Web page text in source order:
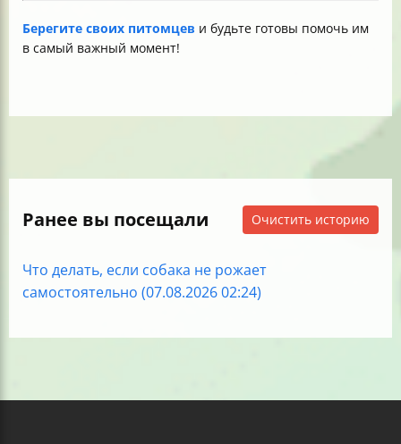
Берегите своих питомцев и будьте готовы помочь им
в самый важный момент!
Ранее вы посещали Очистить историю
Что делать, если собака не рожает
самостоятельно (07.08.2026 02:24)